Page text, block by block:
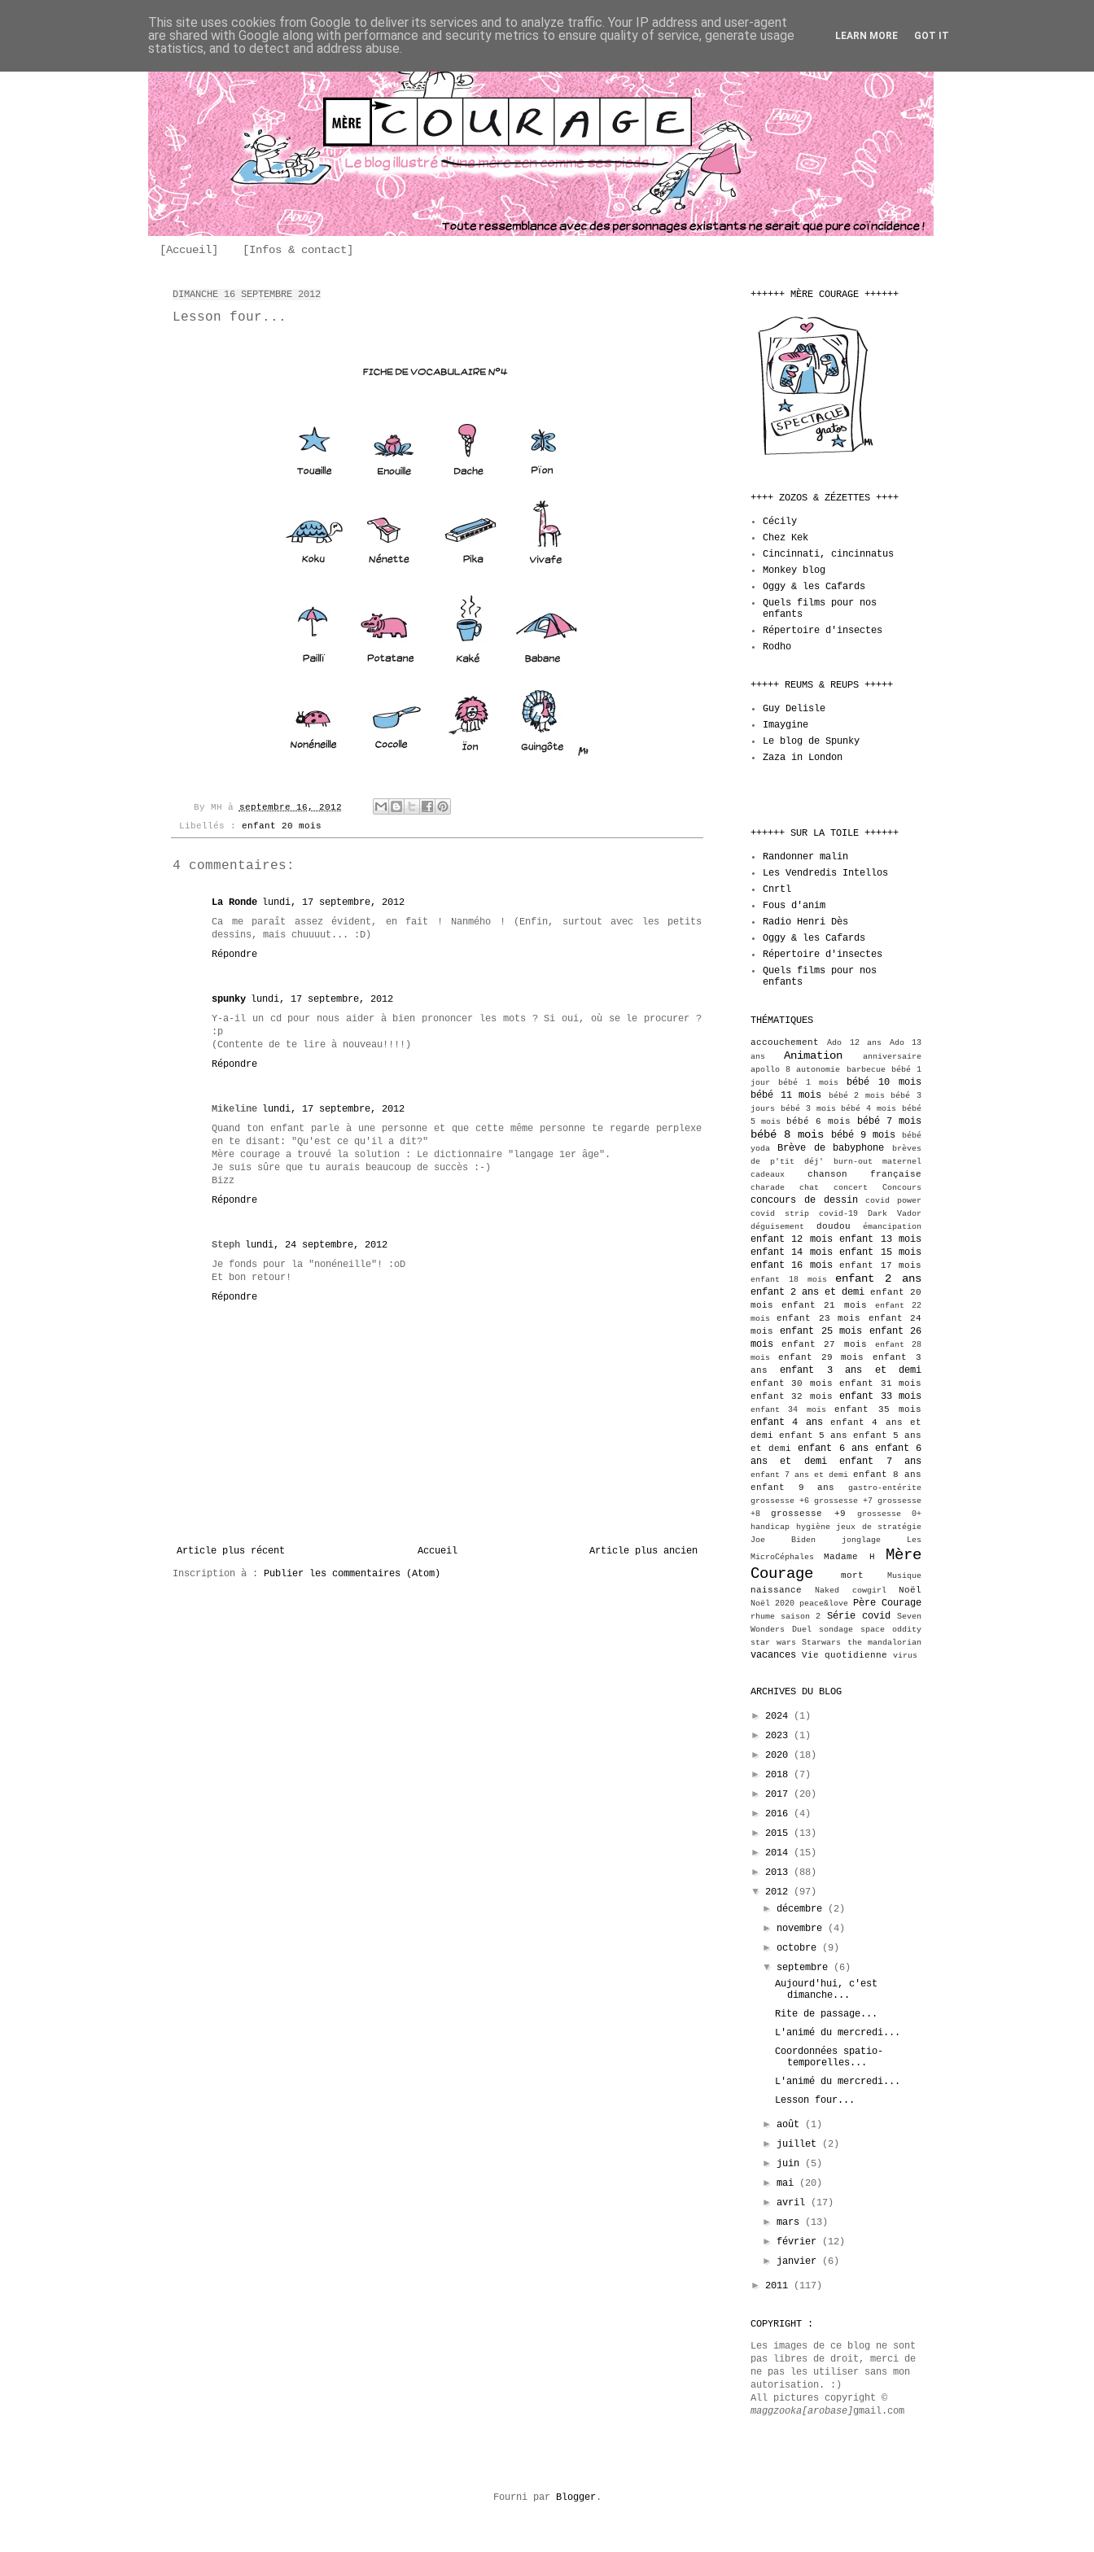
[Accueil] [Infos & contact]
DIMANCHE 16 SEPTEMBRE 2012
Lesson four...
By MH à
septembre 16, 2012
Libellés : enfant 20 mois
4 commentaires:
La Ronde lundi, 17 septembre, 2012
Ca me paraît assez évident, en fait ! Nanmého ! (Enfin, surtout avec les petits
dessins, mais chuuuut... :D)
Répondre
spunky lundi, 17 septembre, 2012
Y-a-il un cd pour nous aider à bien prononcer les mots ? Si oui, où se le procurer ?
:p
(Contente de te lire à nouveau!!!!)
Répondre
Mikeline lundi, 17 septembre, 2012
Quand ton enfant parle à une personne et que cette même personne te regarde perplexe
en te disant: "Qu'est ce qu'il a dit?"
Mère courage a trouvé la solution : Le dictionnaire "langage 1er âge".
Je suis sûre que tu aurais beaucoup de succès :-)
Bizz
Répondre
Steph lundi, 24 septembre, 2012
Je fonds pour la "nonéneille"! :oD
Et bon retour!
Répondre
Article plus récent Article plus ancien
Accueil
Inscription à : Publier les commentaires (Atom)
++++++ MÈRE COURAGE ++++++
++++ ZOZOS & ZÉZETTES ++++
Cécily
Chez Kek
Cincinnati, cincinnatus
Monkey blog
Oggy & les Cafards
Quels films pour nos
enfants
Répertoire d'insectes
Rodho
+++++ REUMS & REUPS +++++
Guy Delisle
Imaygine
Le blog de Spunky
Zaza in London
++++++ SUR LA TOILE ++++++
Randonner malin
Les Vendredis Intellos
Cnrtl
Fous d'anim
Radio Henri Dès
Oggy & les Cafards
Répertoire d'insectes
Quels films pour nos
enfants
THÉMATIQUES
accouchement Ado 12 ans
Ado 13
ans
Animation
anniversaire
apollo 8
autonomie barbecue
bébé 1
jour
bébé 1 mois
bébé 10 mois
bébé 11 mois
bébé 2 mois
bébé 3
jours
bébé 3 mois bébé 4 mois
bébé
5 mois
bébé 6 mois bébé 7 mois
bébé 8 mois bébé 9 mois
bébé
yoda
Brève de babyphone
brèves
de p'tit déj'
burn-out maternel
cadeaux
chanson française
charade chat concert Concours
concours de dessin
covid power
covid strip
covid-19
Dark Vador
déguisement
doudou émancipation
enfant 12 mois
enfant 13 mois
enfant 14 mois
enfant 15 mois
enfant 16 mois
enfant 17 mois
enfant 18 mois enfant 2 ans
enfant 2 ans et demi enfant 20
mois
enfant 21 mois
enfant 22
mois
enfant 23 mois
enfant 24
mois
enfant 25 mois
enfant 26
mois
enfant 27 mois
enfant 28
mois
enfant 29 mois
enfant 3
ans
enfant 3 ans et demi
enfant 30 mois
enfant 31 mois
enfant 32 mois
enfant 33 mois
enfant 34 mois enfant 35 mois
enfant 4 ans
enfant 4 ans et
demi
enfant 5 ans
enfant 5 ans
et demi
enfant 6 ans enfant 6
ans et demi
enfant 7 ans
enfant 7 ans et demi enfant 8 ans
enfant 9 ans
gastro-entérite
grossesse +6 grossesse +7 grossesse
+8
grossesse +9
grossesse 0+
handicap
hygiène
jeux de stratégie
Joe Biden
jonglage
Les
MicroCéphales
Madame H
Mère
Courage
mort Musique
naissance Naked cowgirl Noël
Noël 2020 peace&love Père Courage
rhume saison 2 Série covid
Seven
Wonders Duel
sondage
space oddity
star wars
Starwars the mandalorian
vacances Vie quotidienne virus
ARCHIVES DU BLOG
► 2024
(1)
► 2023
(1)
► 2020
(18)
► 2018
(7)
► 2017
(20)
► 2016
(4)
► 2015
(13)
► 2014
(15)
► 2013
(88)
▼ 2012
(97)
►décembre
(2)
► novembre
(4)
►octobre
(9)
▼ septembre
(6)
Aujourd'hui, c'est
dimanche...
Rite de passage...
L'animé du mercredi...
Coordonnées spatio-
temporelles...
L'animé du mercredi...
Lesson four...
►août
(1)
► juillet
(2)
► juin
(5)
►mai
(20)
►avril
(17)
►mars
(13)
►février
(12)
► janvier (6)
► 2011 (117)
COPYRIGHT :
Les images de ce blog ne sont
pas libres de droit, merci de
ne pas les utiliser sans mon
autorisation. :)
All pictures copyright ©
maggzooka[arobase]gmail.com
Fourni par Blogger.
This site uses cookies from Google to deliver its services and to analyze traffic. Your IP address and user-agent
are shared with Google along with performance and security metrics to ensure quality of service, generate usage
statistics, and to detect and address abuse.
LEARN MORE GOT IT